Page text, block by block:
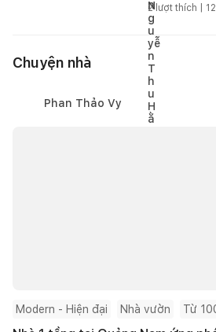
2lượt thích |
Chuyện nhà
Phan Thảo Vy
Modern - Hiện đại Nhà vườn Từ